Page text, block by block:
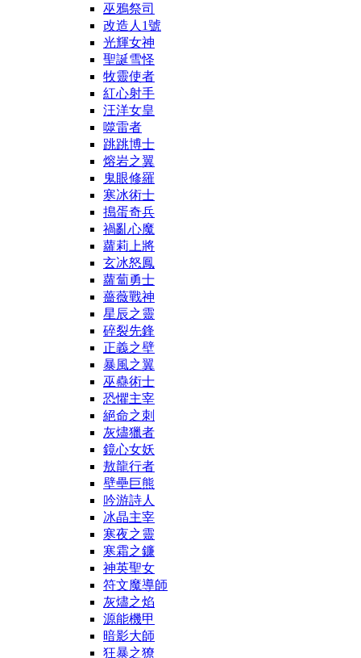
巫鴉祭司
改造人1號
光輝女神
聖誕雪怪
牧靈使者
紅心射手
汪洋女皇
噬雷者
跳跳博士
熔岩之翼
鬼眼修羅
寒冰術士
搗蛋奇兵
禍亂心魔
蘿莉上將
玄冰怒鳳
蘿蔔勇士
薔薇戰神
星辰之靈
碎裂先鋒
正義之壁
暴風之翼
巫蠱術士
恐懼主宰
絕命之刺
灰燼獵者
鏡心女妖
敖龍行者
壁壘巨熊
吟游詩人
冰晶主宰
寒夜之靈
寒霜之鐮
神英聖女
符文魔導師
灰燼之焰
源能機甲
暗影大師
狂暴之獠